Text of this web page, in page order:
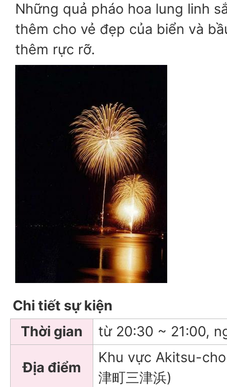
Những quả pháo hoa lung linh
thêm cho vẻ đẹp của biển và
thêm rực rỡ.
Chi tiết sự kiện
Thời gian
từ 20:30 ~ 21:00,
Địa điểm
Khu vực Akitsu-
津町三津浜)